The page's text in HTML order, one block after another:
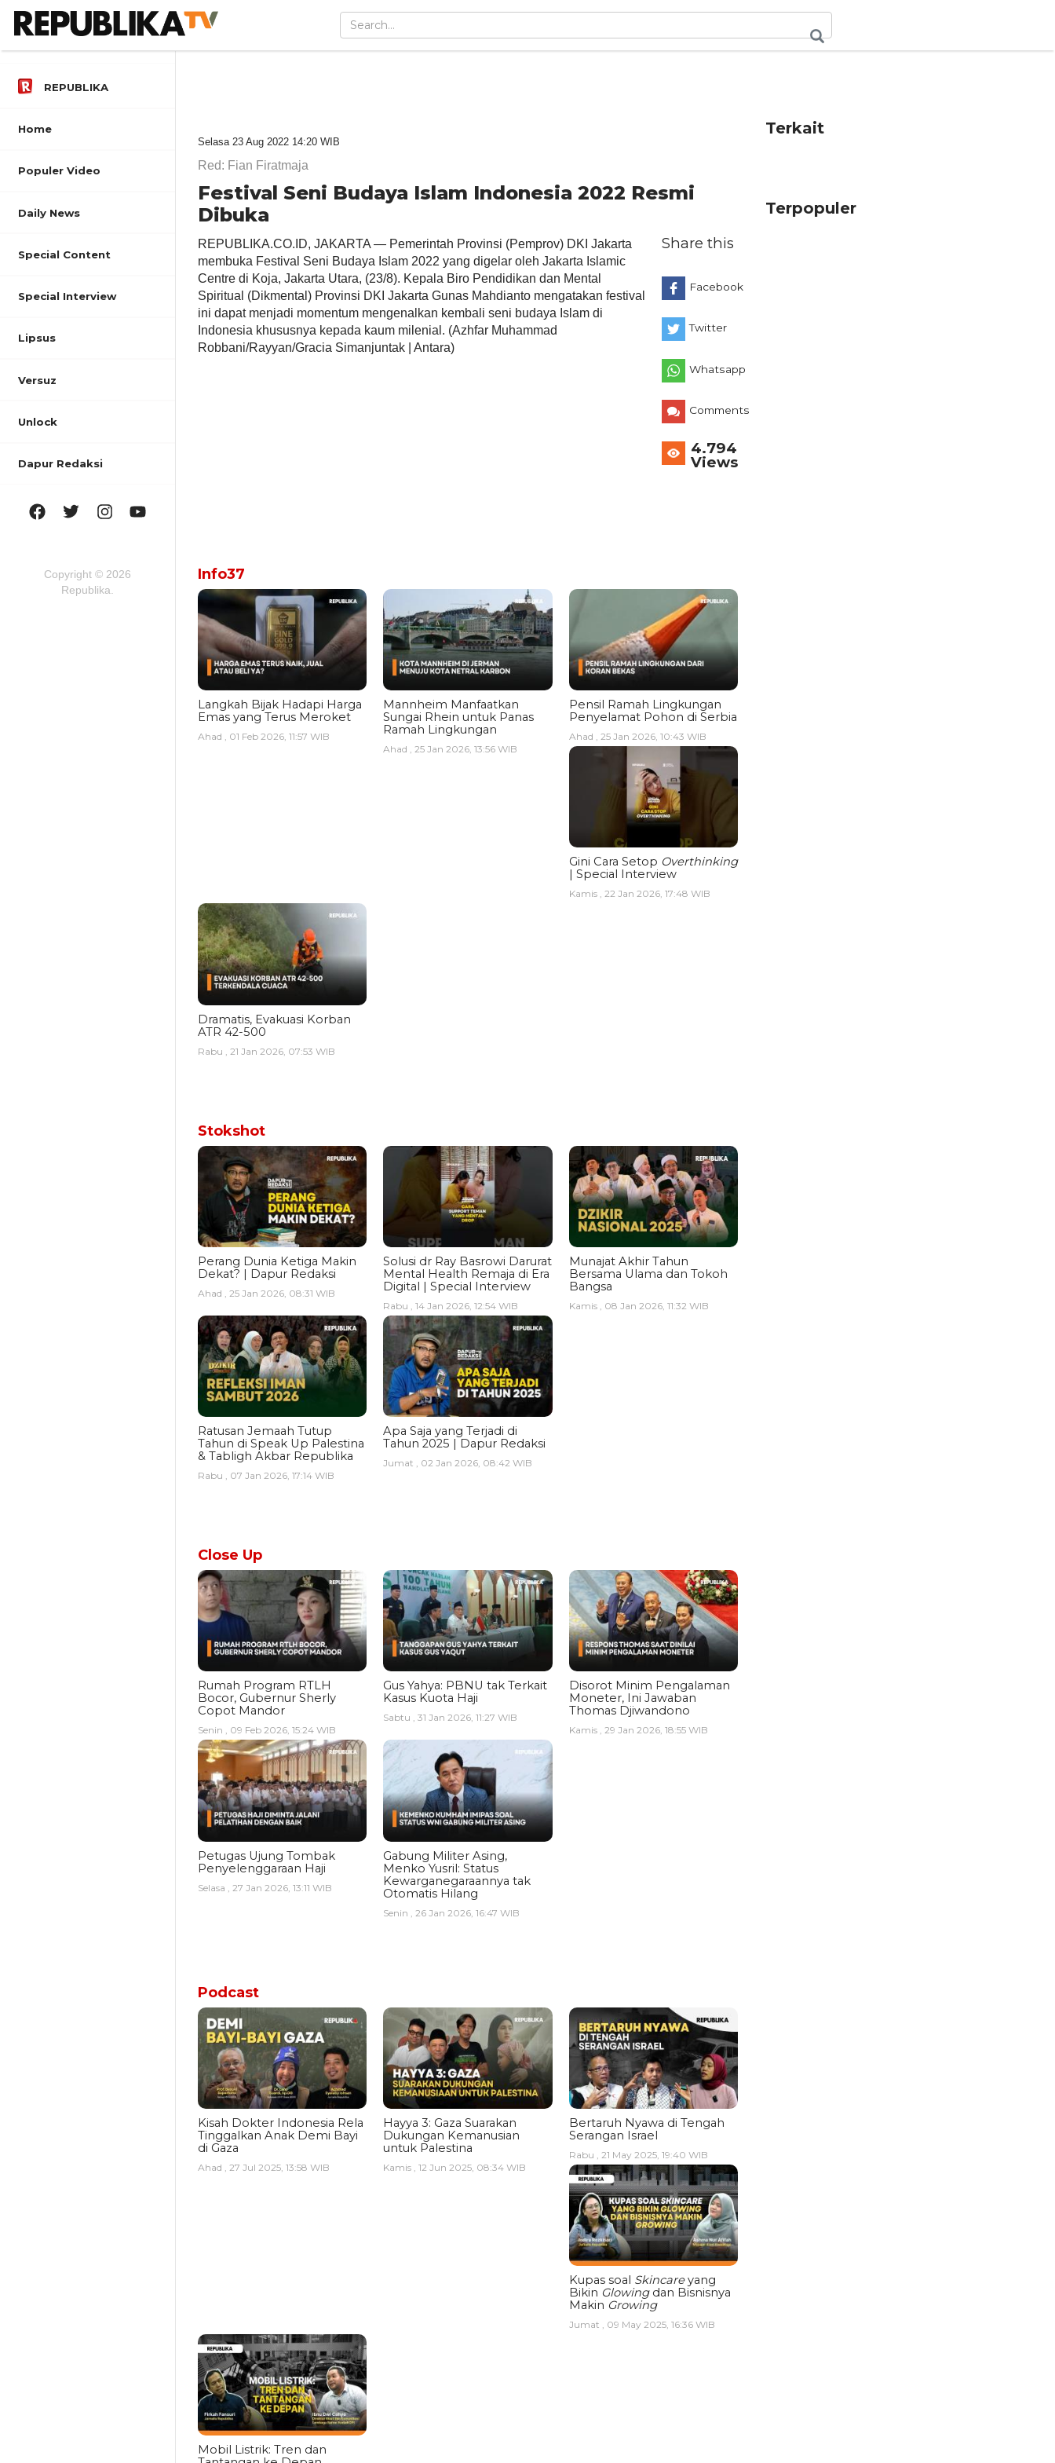
REPUBLIKA
Home
Populer Video
Daily News
Special Content
Special Interview
Lipsus
Versuz
Unlock
Dapur Redaksi
Copyright © 2026
Republika.
Selasa 23 Aug 2022 14:20 WIB
Red: Fian Firatmaja
Festival Seni Budaya Islam Indonesia 2022 Resmi
Dibuka
REPUBLIKA.CO.ID, JAKARTA — Pemerintah Provinsi (Pemprov) DKI Jakarta
membuka Festival Seni Budaya Islam 2022 yang digelar oleh Jakarta Islamic
Centre di Koja, Jakarta Utara, (23/8). Kepala Biro Pendidikan dan Mental
Spiritual (Dikmental) Provinsi DKI Jakarta Gunas Mahdianto mengatakan festival
ini dapat menjadi momentum mengenalkan kembali seni budaya Islam di
Indonesia khususnya kepada kaum milenial. (Azhfar Muhammad
Robbani/Rayyan/Gracia Simanjuntak | Antara)
Share this
Facebook
Twitter
Whatsapp
Comments
4.794
Views
Info37
Langkah Bijak Hadapi Harga
Emas yang Terus Meroket
Ahad , 01 Feb 2026, 11:57 WIB
Mannheim Manfaatkan
Sungai Rhein untuk Panas
Ramah Lingkungan
Ahad , 25 Jan 2026, 13:56 WIB
Pensil Ramah Lingkungan
Penyelamat Pohon di Serbia
Ahad , 25 Jan 2026, 10:43 WIB
Gini Cara Setop Overthinking
| Special Interview
Kamis , 22 Jan 2026, 17:48 WIB
Dramatis, Evakuasi Korban
ATR 42-500
Rabu , 21 Jan 2026, 07:53 WIB
Stokshot
Perang Dunia Ketiga Makin
Dekat? | Dapur Redaksi
Ahad , 25 Jan 2026, 08:31 WIB
Solusi dr Ray Basrowi Darurat
Mental Health Remaja di Era
Digital | Special Interview
Rabu , 14 Jan 2026, 12:54 WIB
Munajat Akhir Tahun
Bersama Ulama dan Tokoh
Bangsa
Kamis , 08 Jan 2026, 11:32 WIB
Ratusan Jemaah Tutup
Tahun di Speak Up Palestina
& Tabligh Akbar Republika
Rabu , 07 Jan 2026, 17:14 WIB
Apa Saja yang Terjadi di
Tahun 2025 | Dapur Redaksi
Jumat , 02 Jan 2026, 08:42 WIB
Close Up
Rumah Program RTLH
Bocor, Gubernur Sherly
Copot Mandor
Senin , 09 Feb 2026, 15:24 WIB
Gus Yahya: PBNU tak Terkait
Kasus Kuota Haji
Sabtu , 31 Jan 2026, 11:27 WIB
Disorot Minim Pengalaman
Moneter, Ini Jawaban
Thomas Djiwandono
Kamis , 29 Jan 2026, 18:55 WIB
Petugas Ujung Tombak
Penyelenggaraan Haji
Selasa , 27 Jan 2026, 13:11 WIB
Gabung Militer Asing,
Menko Yusril: Status
Kewarganegaraannya tak
Otomatis Hilang
Senin , 26 Jan 2026, 16:47 WIB
Podcast
Kisah Dokter Indonesia Rela
Tinggalkan Anak Demi Bayi
di Gaza
Ahad , 27 Jul 2025, 13:58 WIB
Hayya 3: Gaza Suarakan
Dukungan Kemanusian
untuk Palestina
Kamis , 12 Jun 2025, 08:34 WIB
Bertaruh Nyawa di Tengah
Serangan Israel
Rabu , 21 May 2025, 19:40 WIB
Kupas soal Skincareyang
Bikin Glowingdan Bisnisnya
Makin Growing
Jumat , 09 May 2025, 16:36 WIB
Mobil Listrik: Tren dan
Terkait
Terpopuler